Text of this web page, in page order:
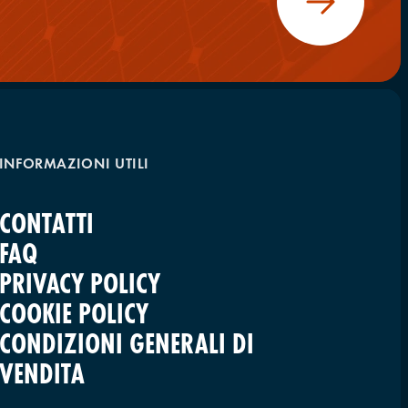
INFORMAZIONI UTILI
CONTATTI
FAQ
PRIVACY POLICY
COOKIE POLICY
CONDIZIONI GENERALI DI
VENDITA